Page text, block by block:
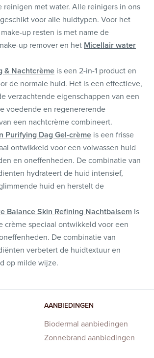
reinigen met water. Alle reinigers in ons
voor alle huidtypen. Voor het
up resten is met name de
up remover en het Micellair water
& Nachtcrème is een 2-in-1 product en
de normale huid. Het is een effectieve,
verzachtende eigenschappen van een
voedende en regenererende
een nachtcrème combineert.
Purifying Dag Gel-crème is een frisse
ontwikkeld voor een volwassen huid
en oneffenheden. De combinatie van
hydrateert de huid intensief,
huid en herstelt de
Balance Skin Refining Nachtbalsem is
crème speciaal ontwikkeld voor een
De combinatie van
verbetert de huidtextuur en
op milde wijze.
AANBIEDINGEN
Biodermal aanbiedingen
Zonnebrand aanbiedingen